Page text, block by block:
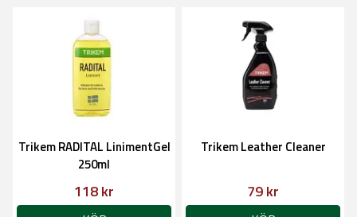
Trikem RADITAL LinimentGel
250ml
118 kr
Trikem Leather Cleaner
79 kr